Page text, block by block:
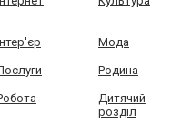
Мода
Родина
Дитячий
розділ